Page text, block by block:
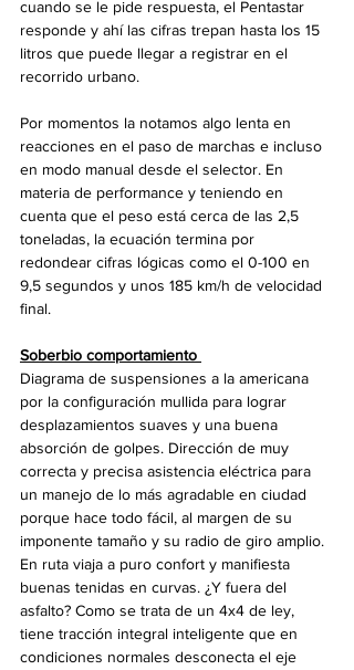
cuando se le pide respuesta, el Pentastar
responde y ahí las cifras trepan hasta los 15
litros que puede llegar a registrar en el
recorrido urbano.
Por momentos la notamos algo lenta en
reacciones en el paso de marchas e incluso
en modo manual desde el selector. En
materia de performance y teniendo en
cuenta que el peso está cerca de las 2,5
toneladas, la ecuación termina por
redondear cifras lógicas como el 0-100 en
9,5 segundos y unos 185 km/h de velocidad
final.
Soberbio comportamiento
Diagrama de suspensiones a la americana
por la configuración mullida para lograr
desplazamientos suaves y una buena
absorción de golpes. Dirección de muy
correcta y precisa asistencia eléctrica para
un manejo de lo más agradable en ciudad
porque hace todo fácil, al margen de su
imponente tamaño y su radio de giro amplio.
En ruta viaja a puro confort y manifiesta
buenas tenidas en curvas. ¿Y fuera del
asfalto? Como se trata de un 4x4 de ley,
tiene tracción integral inteligente que en
condiciones normales desconecta el eje